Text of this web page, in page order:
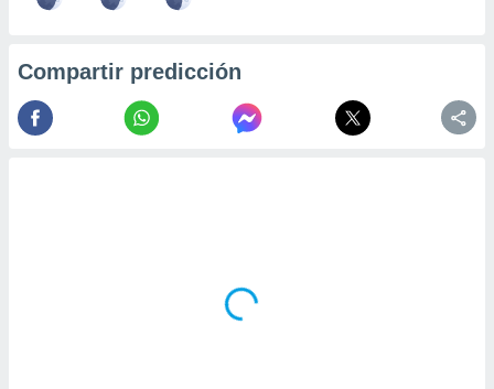
Compartir predicción